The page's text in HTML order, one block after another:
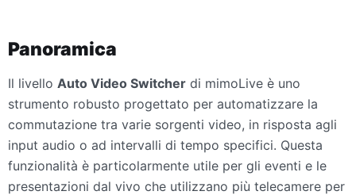
Panoramica
Il livello Auto Video Switcher di mimoLive è uno
strumento robusto progettato per automatizzare la
commutazione tra varie sorgenti video, in risposta agli
input audio o ad intervalli di tempo specifici. Questa
funzionalità è particolarmente utile per gli eventi e le
presentazioni dal vivo che utilizzano più telecamere per